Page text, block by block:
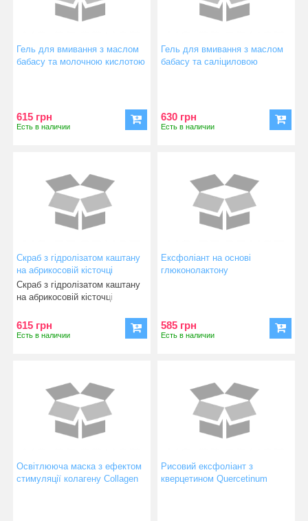
Гель для вмивання з маслом
бабасу та молочною кислотою
615 грн
Есть в наличии
Гель для вмивання з маслом
бабасу та саліциловою
630 грн
Есть в наличии
Скраб з гідролізатом каштану
на абрикосовій кісточці
Antioxidant Apricot Stone Face
Scrub
Скраб з гідролізатом каштану
на абрикосовій кісточці
615 грн
Есть в наличии
Ексфоліант на основі
глюконолактону
585 грн
Есть в наличии
Освітлююча маска з ефектом
стимуляції колагену Collagen
Рисовий ексфоліант з
кверцетином Quercetinum